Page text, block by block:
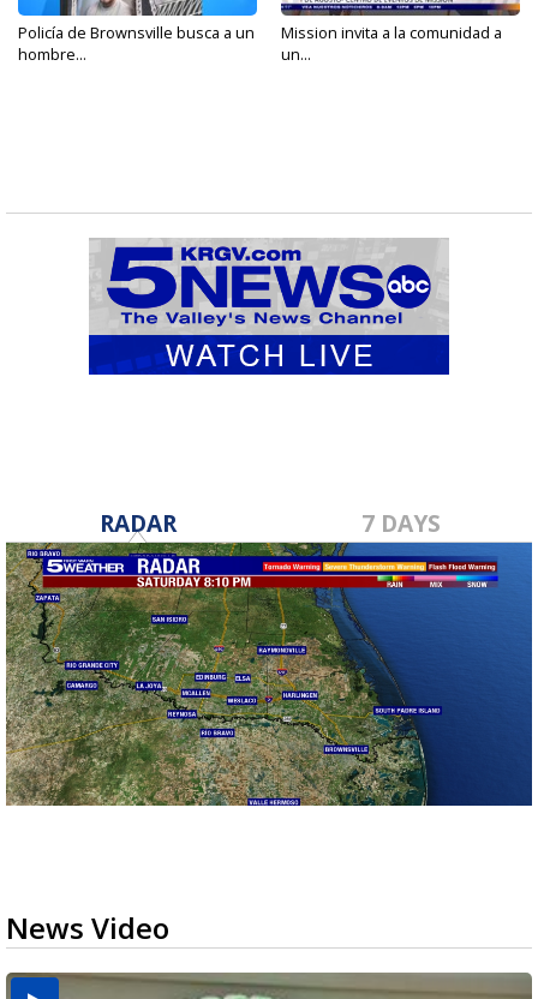
Policía de Brownsville busca a un
hombre...
Mission invita a la comunidad a
un...
RADAR 7 DAYS
News Video